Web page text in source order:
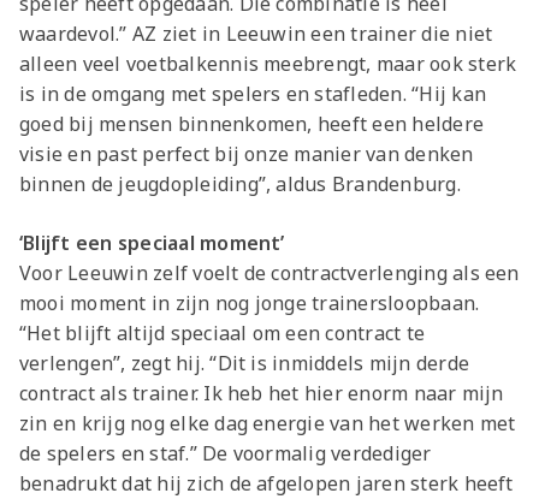
waardevol.” AZ ziet in Leeuwin een trainer die niet
alleen veel voetbalkennis meebrengt, maar ook sterk
is in de omgang met spelers en stafleden. “Hij kan
goed bij mensen binnenkomen, heeft een heldere
visie en past perfect bij onze manier van denken
binnen de jeugdopleiding”, aldus Brandenburg.
‘Blijft een speciaal moment’
Voor Leeuwin zelf voelt de contractverlenging als een
mooi moment in zijn nog jonge trainersloopbaan.
“Het blijft altijd speciaal om een contract te
verlengen”, zegt hij. “Dit is inmiddels mijn derde
contract als trainer. Ik heb het hier enorm naar mijn
zin en krijg nog elke dag energie van het werken met
de spelers en staf.” De voormalig verdediger
benadrukt dat hij zich de afgelopen jaren sterk heeft